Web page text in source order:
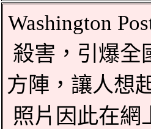
Washington
殺害，引爆全
方陣，讓人想
照片因此在網